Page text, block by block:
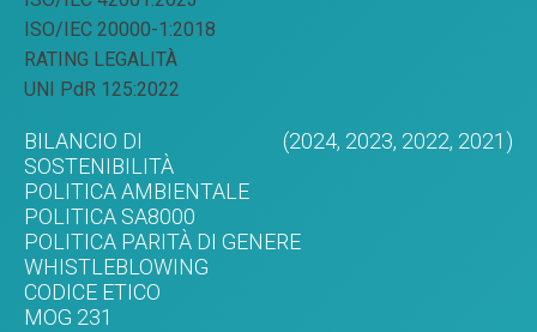
ISO/IEC 20000-1:2018
RATING LEGALITÀ
UNI PdR 125:2022
BILANCIO DI
SOSTENIBILITÀ
(2024, 2023, 2022, 2021)
POLITICA AMBIENTALE
POLITICA SA8000
POLITICA PARITÀ DI GENERE
WHISTLEBLOWING
CODICE ETICO
MOG 231